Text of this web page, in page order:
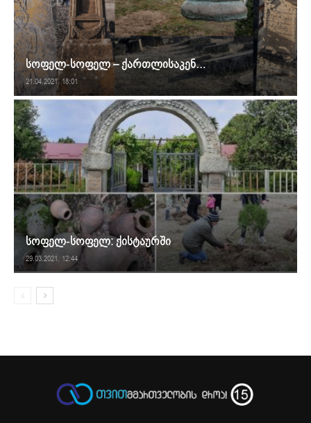
სოფელ-სოფელ – ქართლისაკენ…
21.04.2021. 18:01
სოფელ-სოფელ: ქისტაურში
29.03.2021. 12:44